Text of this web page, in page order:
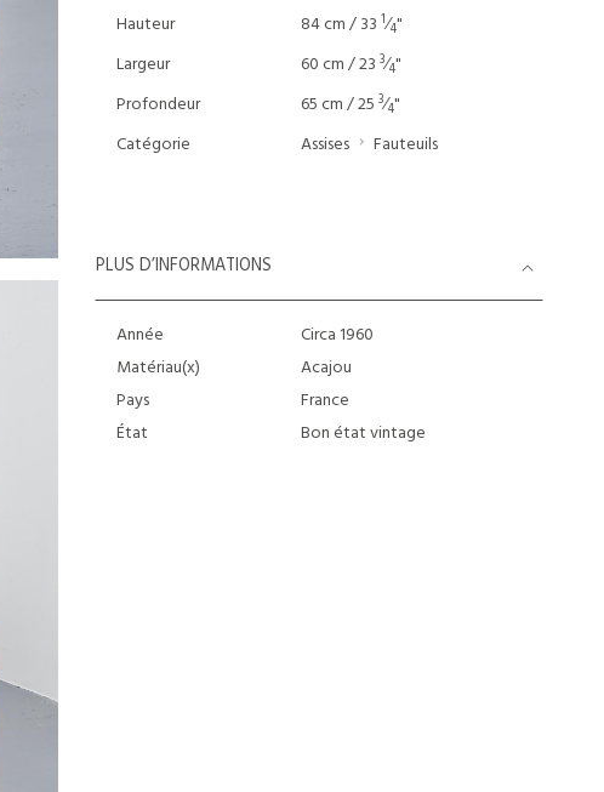
Hauteur 84 cm / 33 1⁄4"
Largeur
60 cm / 23 3⁄4"
Profondeur
65 cm / 25 3⁄4"
Catégorie
Assises Fauteuils
PLUS D’INFORMATIONS
Année
Circa 1960
Matériau(x)
Acajou
Pays
France
État
Bon état vintage